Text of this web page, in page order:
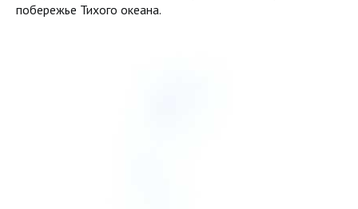
побережье Тихого океана.